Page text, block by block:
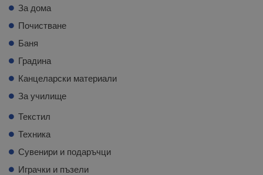
За дома
Почистване
Баня
Градина
Канцеларски материали
За училище
Текстил
Техника
Сувенири и подаръчци
Играчки и пъзели